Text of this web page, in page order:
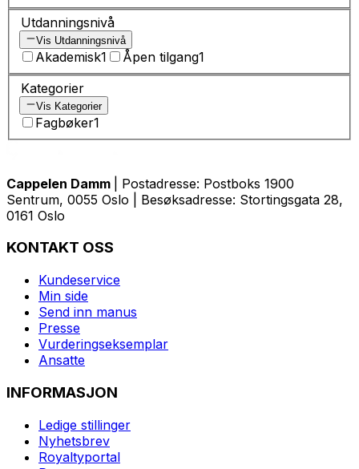
Utdanningsnivå
Vis Utdanningsnivå
Akademisk1 Åpen tilgang1
Kategorier
Vis Kategorier
Fagbøker1
Cappelen Damm
| Postadresse: Postboks 1900
Sentrum, 0055 Oslo | Besøksadresse: Stortingsgata 28,
0161 Oslo
KONTAKT OSS
Kundeservice
Min side
Send inn manus
Presse
Vurderingseksemplar
Ansatte
INFORMASJON
Ledige stillinger
Nyhetsbrev
Royaltyportal